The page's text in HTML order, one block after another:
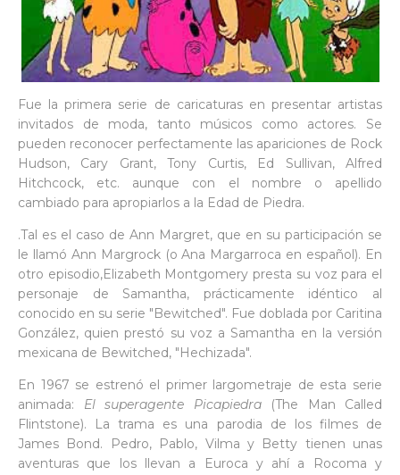
Fue la primera serie de caricaturas en presentar artistas
invitados de moda, tanto músicos como actores. Se
pueden reconocer perfectamente las apariciones de Rock
Hudson, Cary Grant, Tony Curtis, Ed Sullivan, Alfred
Hitchcock, etc. aunque con el nombre o apellido
cambiado para apropiarlos a la Edad de Piedra.
.Tal es el caso de Ann Margret, que en su participación se
le llamó Ann Margrock (o Ana Margarroca en español). En
otro episodio,Elizabeth Montgomery presta su voz para el
personaje de Samantha, prácticamente idéntico al
conocido en su serie "Bewitched". Fue doblada por Caritina
González, quien prestó su voz a Samantha en la versión
mexicana de Bewitched, "Hechizada".
En 1967 se estrenó el primer largometraje de esta serie
animada: El superagente Picapiedra(The Man Called
Flintstone). La trama es una parodia de los filmes de
James Bond. Pedro, Pablo, Vilma y Betty tienen unas
aventuras que los llevan a Euroca y ahí a Rocoma y